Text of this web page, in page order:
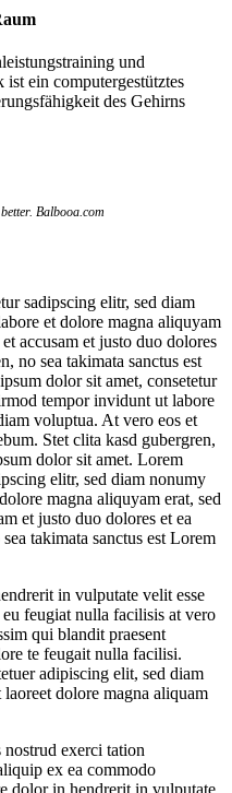
und
ein computergestütztes
des Gehirns
Balbooa.com
sadipscing elitr, sed diam
et dolore magna aliquyam
accusam et justo duo dolores
no sea takimata sanctus est
dolor sit amet, consetetur
tempor invidunt ut labore
voluptua. At vero eos et
Stet clita kasd gubergren,
dolor sit amet. Lorem
elitr, sed diam nonumy
magna aliquyam erat, sed
et justo duo dolores et ea
takimata sanctus est Lorem
in vulputate velit esse
feugiat nulla facilisis at vero
qui blandit praesent
te feugait nulla facilisi.
adipiscing elit, sed diam
dolore magna aliquam
exerci tation
ex ea commodo